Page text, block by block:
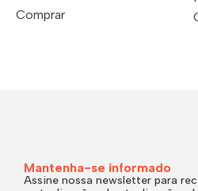
Comprar
Mantenha-se informado
Assine nossa newsletter para